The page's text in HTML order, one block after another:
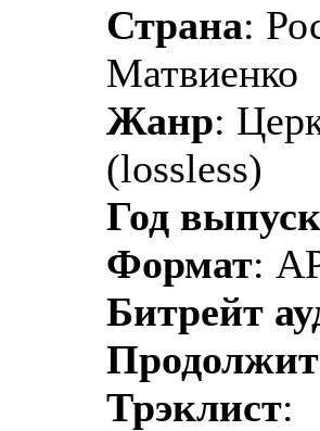
Страна:
Матвиенко
Жанр:
(lossless)
Год
Формат:
Битрейт
Трэклист: